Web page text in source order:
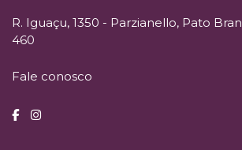
R. Iguaçu, 1350 - Parzianello, Pato
460
Fale conosco